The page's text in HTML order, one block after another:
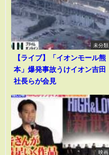
未分類
【ライブ】「イオンモール熊
本」爆発事故うけイオン吉田
社長らが会見
映画